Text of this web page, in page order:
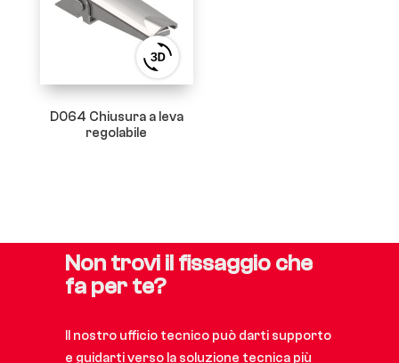
View
3D
product
D064 Chiusura a leva
regolabile
Non trovi il fissaggio che
fa per te?
Il nostro ufficio tecnico può darti supporto
e guidarti verso la soluzione tecnica più